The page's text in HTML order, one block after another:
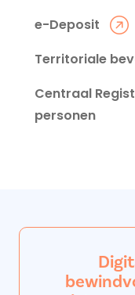
e-Deposit
Territoriale
Centraal
personen